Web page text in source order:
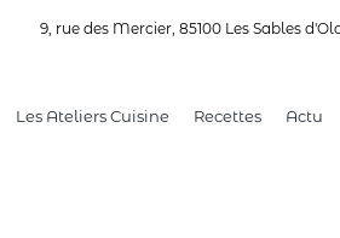
9, rue des Mercier, 85100 Les Sables
Les Ateliers Cuisine Recettes Actu